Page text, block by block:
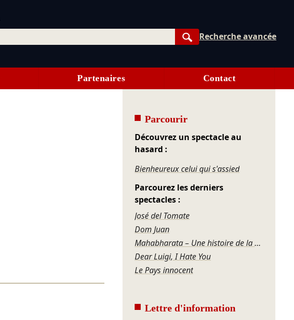
Rechercher
Recherche avancée
Partenaires Contact
Parcourir
Découvrez un spectacle au
hasard :
Bienheureux celui qui s'assied
Parcourez les derniers
spectacles :
José del Tomate
Dom Juan
Mahabharata – Une histoire de la violence
Dear Luigi, I Hate You
Le Pays innocent
Lettre d'information